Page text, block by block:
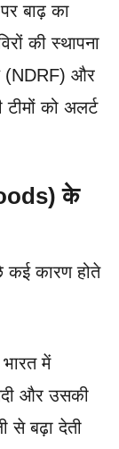
बाढ़ का
की स्थापना
(NDRF) और
को अलर्ट
के
कई कारण होते
में
और उसकी
से बढ़ा देती